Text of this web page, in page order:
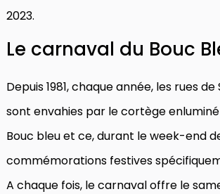
2023.
Le carnaval du Bouc
Depuis 1981, chaque année, les rues
sont envahies par le cortège
Bouc bleu et ce, durant le week-end
commémorations festives
A chaque fois, le carnaval offre le